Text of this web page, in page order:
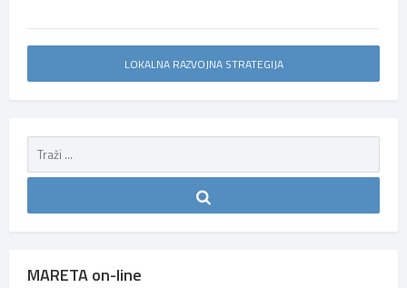
LOKALNA RAZVOJNA STRATEGIJA
MARETA on-line